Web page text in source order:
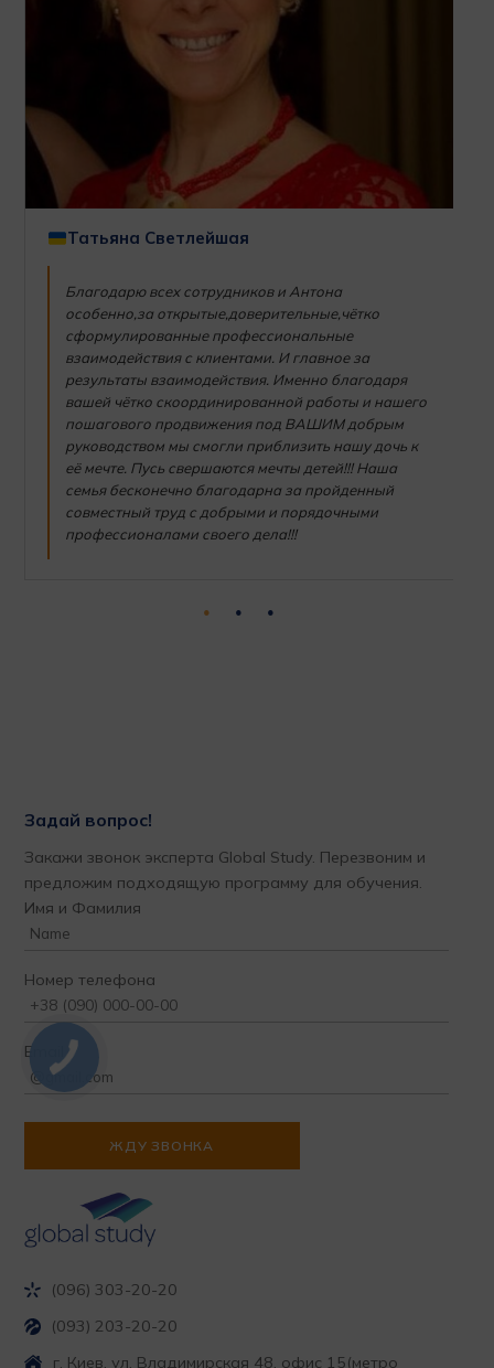
Татьяна Светлейшая
Благодарю всех сотрудников и Антона
особенно,за открытые,доверительные,чётко
сформулированные профессиональные
взаимодействия с клиентами. И главное за
результаты взаимодействия. Именно благодаря
вашей чётко скоординированной работы и нашего
пошагового продвижения под ВАШИМ добрым
руководством мы смогли приблизить нашу дочь к
её мечте. Пусь свершаются мечты детей!!! Наша
семья бесконечно благодарна за пройденный
совместный труд с добрыми и порядочными
профессионалами своего дела!!!
(096) 303-20-20
(093) 203-20-20
г. Киев, ул. Владимирская 48, офис 15(метро
Задай вопрос!
Закажи звонок эксперта Global Study. Перезвоним и
предложим подходящую программу для обучения.
Имя и Фамилия
Номер телефона
Email